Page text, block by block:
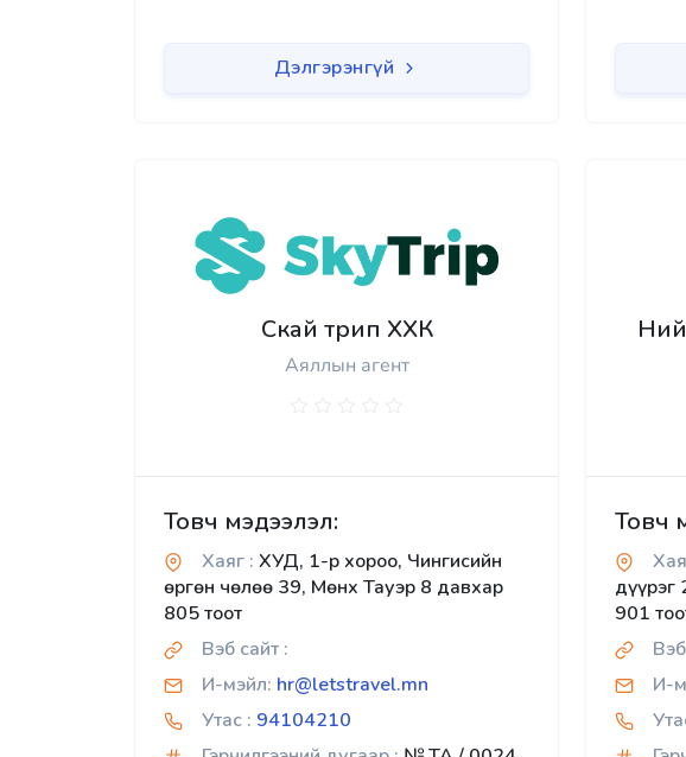
Дэлгэрэнгүй
Скай трип ХХК
Аяллын агент
Товч мэдээлэл:
Хаяг : ХУД, 1-р хороо, Чингисийн
өргөн чөлөө 39, Мөнх Тауэр 8 давхар
805 тоот
Вэб сайт :
И-мэйл: hr@letstravel.mn
Утас : 94104210
Товч
901
И-